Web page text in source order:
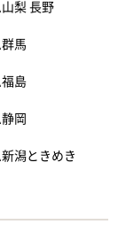
梨 長野
馬
島
岡
潟ときめき